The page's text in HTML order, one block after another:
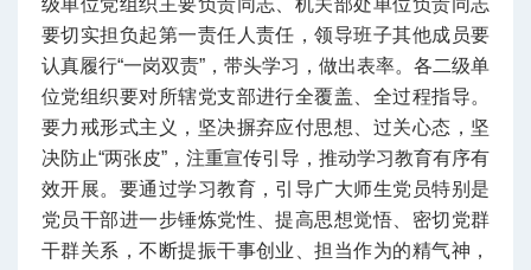
级单位党组织主要负责同志、机关部处单位负责同志
要切实担负起第一责任人责任，领导班子其他成员要
认真履行“一岗双责”，带头学习，做出表率。各二级单
位党组织要对所辖党支部进行全覆盖、全过程指导。
要力戒形式主义，坚决摒弃应付思想、过关心态，坚
决防止“两张皮”，注重宣传引导，推动学习教育有序有
效开展。要通过学习教育，引导广大师生党员特别是
党员干部进一步锤炼党性、提高思想觉悟、密切党群
干群关系，不断提振干事创业、担当作为的精气神，